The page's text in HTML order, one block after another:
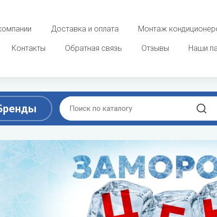
Доставка и оплата Монтаж
Контакты Обратная связь Отзывы Наши
Очистка, увлажнение и
воздуха
Увлажнители воздуха
Мойки воздуха
DAB
Dahatsu
ELECTROLUX